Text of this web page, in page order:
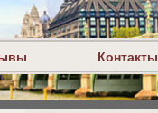
Контакты